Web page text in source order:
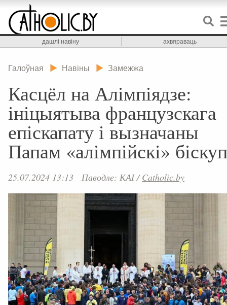
дашлі навіну ахвяраваць
Галоўная Навіны Замежжа
Касцёл на Алімпіядзе:
ініцыятыва французскага
епіскапату і вызначаны
Папам «алімпійскі» біскуп
25.07.2024 13:13 Паводле: КАІ/Catholic.by